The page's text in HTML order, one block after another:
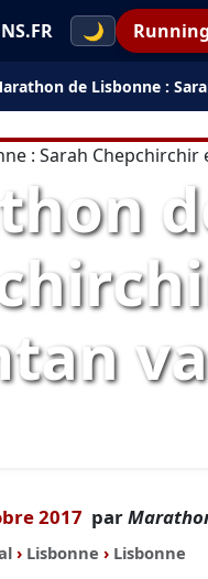
🌙 Running
de Lisbonne :
2017 par
› Lisbonne › Lisbonne